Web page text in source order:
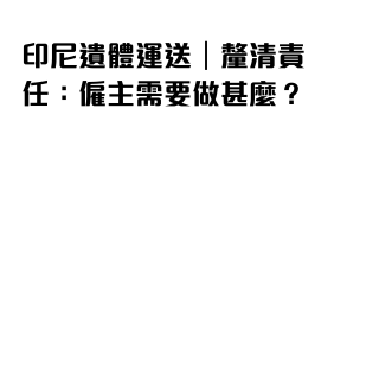
印尼遺體運送｜釐清責
任：僱主需要做甚麼？